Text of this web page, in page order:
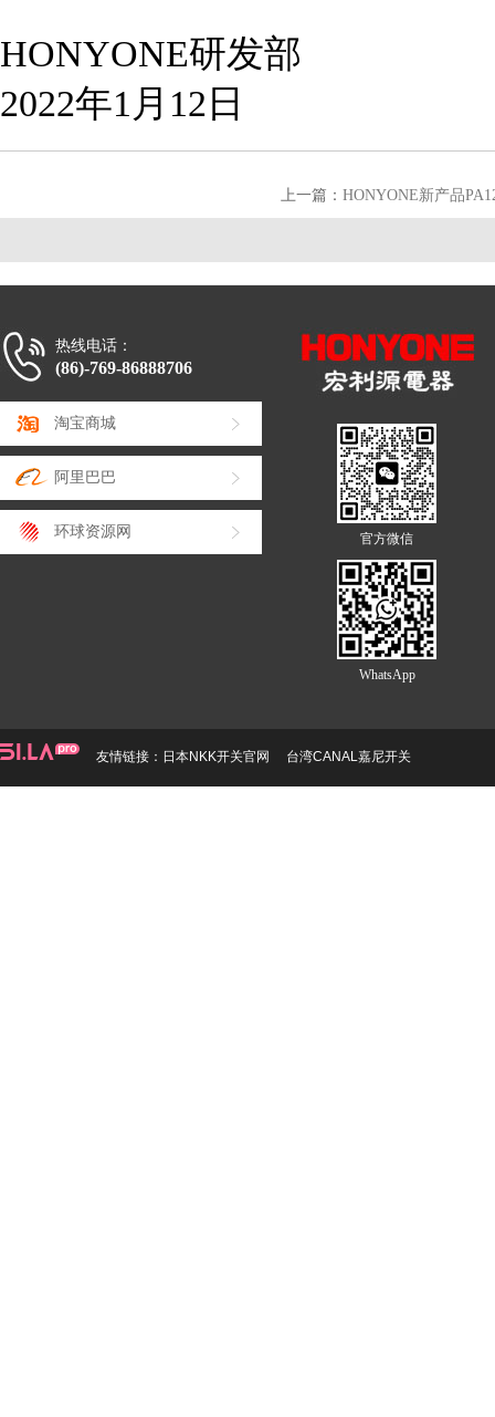
HONYONE研发部
2022年1月12日
上一篇： HONYONE新产品
热线电话：
(86)-769-86888706
淘宝商城
阿里巴巴
环球资源网 官方微信
WhatsApp
友情链接： 日本NKK开关官网 台湾CANAL嘉尼开关